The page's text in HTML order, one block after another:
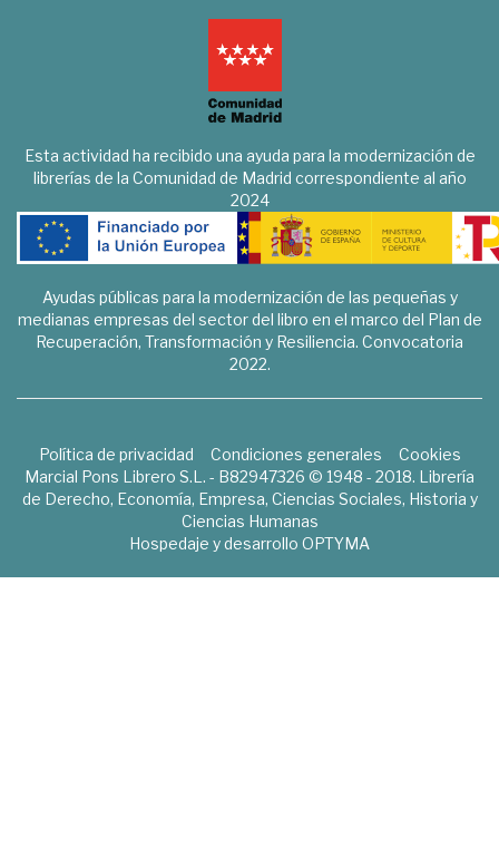
Esta actividad ha recibido una ayuda para la modernización de
librerías de la Comunidad de Madrid correspondiente al año
2024
Ayudas públicas para la modernización de las pequeñas y
medianas empresas del sector del libro en el marco del Plan de
Recuperación, Transformación y Resiliencia. Convocatoria
2022.
Política de privacidad Condiciones generales
Cookies
Marcial Pons Librero S.L. - B82947326 © 1948 - 2018. Librería
de Derecho, Economía, Empresa, Ciencias Sociales, Historia y
Ciencias Humanas
Hospedaje y desarrollo OPTYMA